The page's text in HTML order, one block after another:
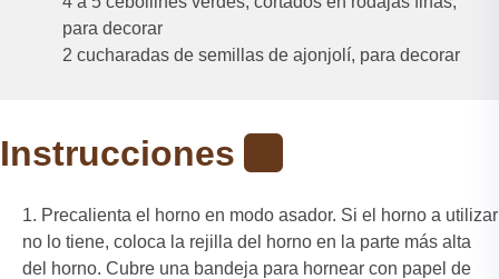
para decorar
2 cucharadas de semillas de ajonjolí, para decorar
Instrucciones
Precalienta el horno en modo asador. Si el horno a utilizar
no lo tiene, coloca la rejilla del horno en la parte más alta
del horno. Cubre una bandeja para hornear con papel de